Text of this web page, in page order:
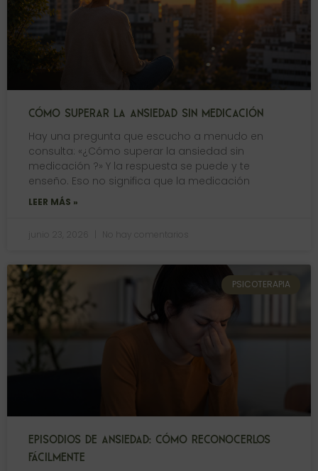
CÓMO SUPERAR LA ANSIEDAD SIN MEDICACIÓN
Hay una pregunta que escucho a menudo en
consulta: «¿Cómo superar la ansiedad sin
medicación ?» Y la respuesta se puede y te
enseño. Eso no significa que la medicación
LEER MÁS »
No hay comentarios
PSICOTERAPIA
EPISODIOS DE ANSIEDAD: CÓMO RECONOCERLOS
FÁCILMENTE